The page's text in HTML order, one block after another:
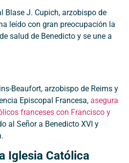
Blase J. Cupich, arzobispo de
leído con gran preocupación la
salud de Benedicto y se une a
Beaufort, arzobispo de Reims y
Episcopal Francesa, asegura
franceses con Francisco y
al Señor a Benedicto XVI y
Iglesia Católica